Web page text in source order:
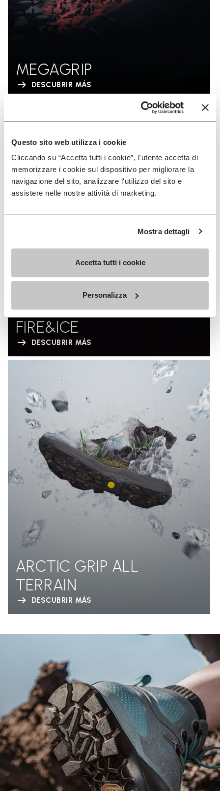
Questo sito web utilizza i cookie
Cliccando su “Accetta tutti i cookie”, l'utente accetta di
memorizzare i cookie sul dispositivo per migliorare la
navigazione del sito, analizzare l'utilizzo del sito e
assistere nelle nostre attività di marketing.
Mostra dettagli
Accetta tutti i cookie
Personalizza
MEGAGRIP
DESCUBRIR MÁS
FIRE&ICE
DESCUBRIR MÁS
ARCTIC GRIP ALL
TERRAIN
DESCUBRIR MÁS